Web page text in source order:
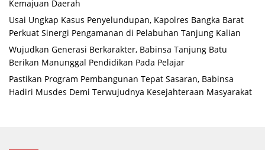
Kemajuan Daerah
Usai Ungkap Kasus Penyelundupan, Kapolres Bangka Barat
Perkuat Sinergi Pengamanan di Pelabuhan Tanjung Kalian
Wujudkan Generasi Berkarakter, Babinsa Tanjung Batu
Berikan Manunggal Pendidikan Pada Pelajar
Pastikan Program Pembangunan Tepat Sasaran, Babinsa
Hadiri Musdes Demi Terwujudnya Kesejahteraan Masyarakat